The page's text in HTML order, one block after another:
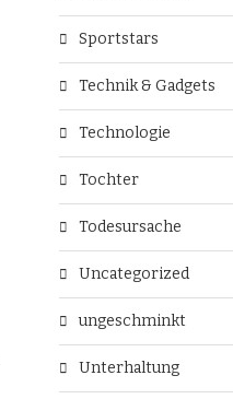
Sportstars
Technik & Gadgets
Technologie
Tochter
Todesursache
Uncategorized
ungeschminkt
Unterhaltung